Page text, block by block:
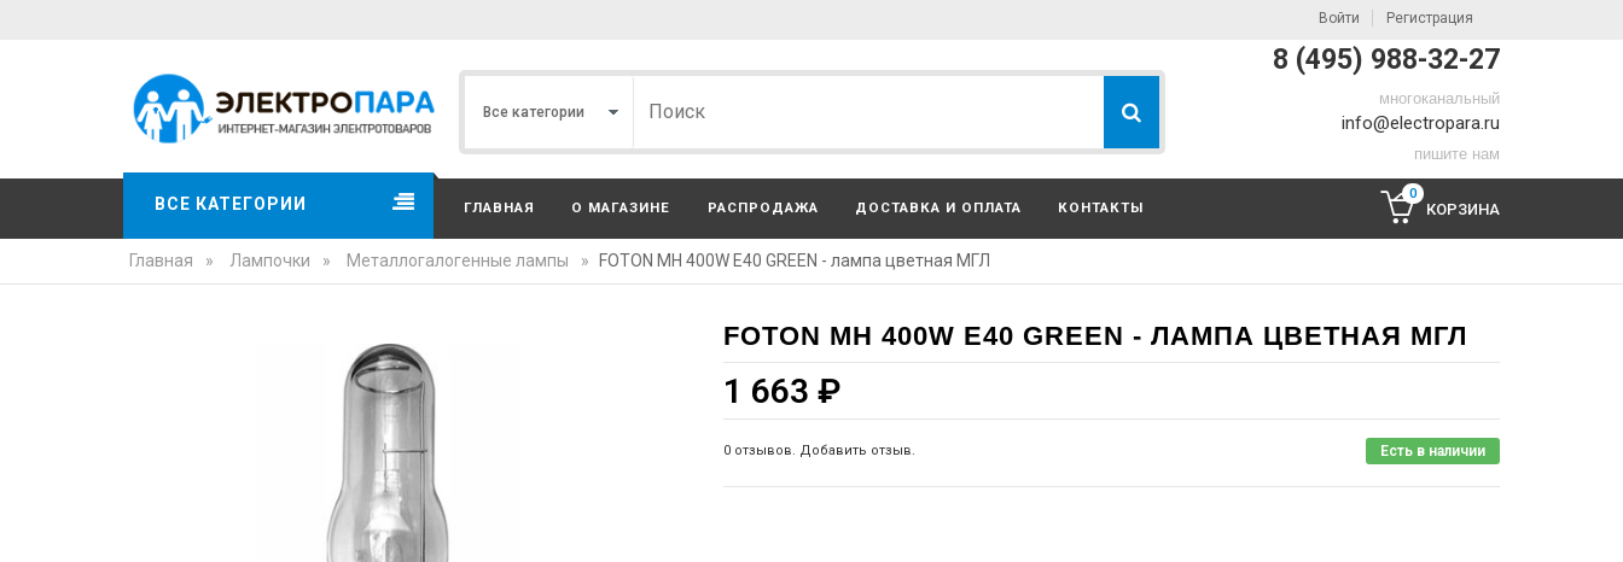
Войти Регистрация
8 (495) 988-32-27
многоканальный
info@electropara.ru
пишите нам
ВСЕ КАТЕГОРИИ ГЛАВНАЯ О МАГАЗИНЕ РАСПРОДАЖА ДОСТАВКА И ОПЛАТА КОНТАКТЫ
0
КОРЗИНА
Главная » Лампочки » Металлогалогенные лампы » FOTON MH 400W E40 GREEN - лампа цветная МГЛ
FOTON MH 400W E40 GREEN - ЛАМПА ЦВЕТНАЯ МГЛ
1 663 ₽
0 отзывов. Добавить отзыв. Есть в наличии